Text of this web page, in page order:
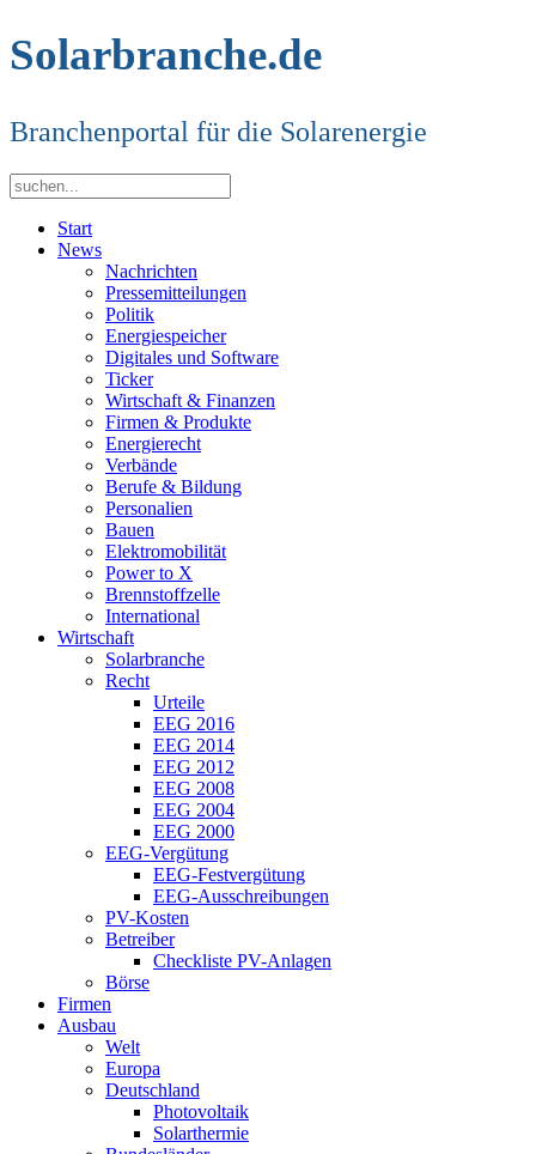
Solarbranche.de
Branchenportal für die Solarenergie
Start
News
Nachrichten
Pressemitteilungen
Politik
Energiespeicher
Digitales und Software
Ticker
Wirtschaft & Finanzen
Firmen & Produkte
Energierecht
Verbände
Berufe & Bildung
Personalien
Bauen
Elektromobilität
Power to X
Brennstoffzelle
International
Wirtschaft
Solarbranche
Recht
Urteile
EEG 2016
EEG 2014
EEG 2012
EEG 2008
EEG 2004
EEG 2000
EEG-Vergütung
EEG-Festvergütung
EEG-Ausschreibungen
PV-Kosten
Betreiber
Checkliste PV-Anlagen
Börse
Firmen
Ausbau
Welt
Europa
Deutschland
Photovoltaik
Solarthermie